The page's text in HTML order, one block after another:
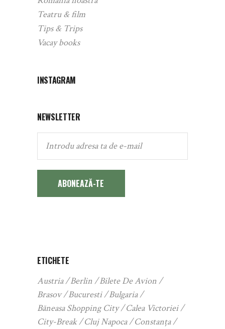
Teatru & film
Tips & Trips
Vacay books
INSTAGRAM
NEWSLETTER
ABONEAZĂ-TE
ETICHETE
Austria Berlin
Bilete De Avion
Brasov
Bucuresti
Bulgaria
Băneasa Shopping City
Calea Victoriei
City-Break
Cluj Napoca
Constanța